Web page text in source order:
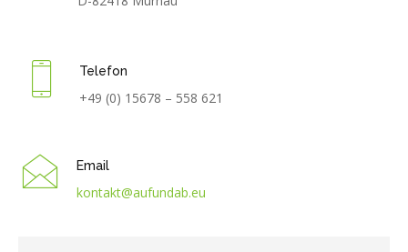
Telefon
+49 (0) 15678 – 558 621‬
Email
kontakt@aufundab.eu